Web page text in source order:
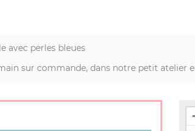
avec perles bleues
sur commande, dans notre petit atelier